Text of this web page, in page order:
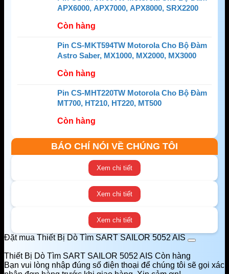
APX6000, APX7000, APX8000, SRX2200
Còn hàng
Pin CS-MKT594TW Motorola Cho Bộ Đàm
Astro Saber, MX1000, MX2000, MX3000
Còn hàng
Pin CS-MHT220TW Motorola Cho Bộ Đàm
MT700, HT210, HT220, MT500
Còn hàng
BÁO CHÍ NÓI VỀ CHÚNG TÔI
Xem chi tiết
Xem chi tiết
Xem chi tiết
Đặt mua Thiết Bị Dò Tìm SART SAILOR 5052 AIS
Thiết Bị Dò Tìm SART SAILOR 5052 AIS Còn hàng
Bạn vui lòng nhập đúng số điện thoại để chúng tôi sẽ gọi xác